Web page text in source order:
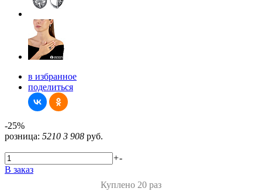
в избранное
поделиться
-25%
розница: 5210 3 908 руб.
+-
В заказ
Куплено 20 раз